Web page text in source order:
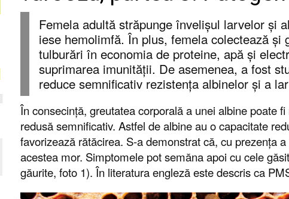
Femela adultă străpunge învelișul larvelor și
iese hemolimfă. În plus, femela colectează
tulburări în economia de proteine, apă și
suprimarea imunității. De asemenea, a fost
reduce semnificativ rezistența albinelor și a
În consecință, greutatea corporală a unei albine poate
redusă semnificativ. Astfel de albine au o capacitate
favorizează rătăcirea. S-a demonstrat că, cu prezența
acestea mor. Simptomele pot semăna apoi cu cele
găurite, foto 1). În literatura engleză este descris ca